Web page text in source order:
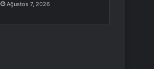
Ağustos 7, 2026